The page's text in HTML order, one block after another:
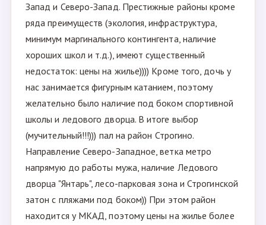
Запад и Северо-Запад. Престижные районы кроме
ряда преимуществ (экология, инфраструктура,
минимум маргинального контингента, наличие
хороших школ и т.д.), имеют существенный
недостаток: цены на жилье)))) Кроме того, дочь у
нас занимается фигурным катанием, поэтому
желательно было наличие под боком спортивной
школы и ледового дворца. В итоге выбор
(мучительный!!!))) пал на район Строгино.
Направление Северо-Западное, ветка метро
напрямую до работы мужа, наличие Ледового
дворца "Янтарь", лесо-парковая зона и Строгинской
затон с пляжами под боком)) При этом район
находится у МКАД, поэтому цены на жилье более